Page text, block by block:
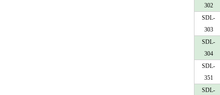
302
SDL-
303
SDL-
304
SDL-
351
SDL-